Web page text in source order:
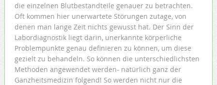
die einzelnen Blutbestandteile genauer zu betrachten.
Oft kommen hier unerwartete Störungen zutage, von
denen man lange Zeit nichts gewusst hat. Der Sinn der
Labordiagnostik liegt darin, unerkannte körperliche
Problempunkte genau definieren zu können, um diese
gezielt zu behandeln. So können die unterschiedlichsten
Methoden angewendet werden- natürlich ganz der
Ganzheitsmedizin folgend! So werden nicht nur die